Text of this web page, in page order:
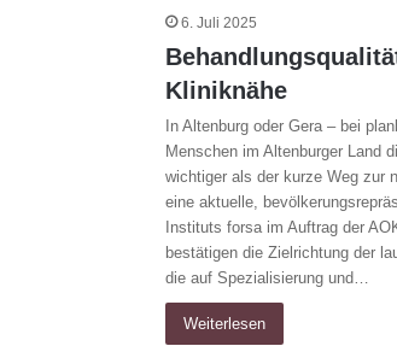
6. Juli 2025
Kliniknähe
In Altenburg oder Gera – bei
Menschen im Altenburger Land
wichtiger als der kurze Weg zur
eine aktuelle,
Instituts forsa im Auftrag der
bestätigen die Zielrichtung der
die auf Spezialisierung und…
Weiterlesen